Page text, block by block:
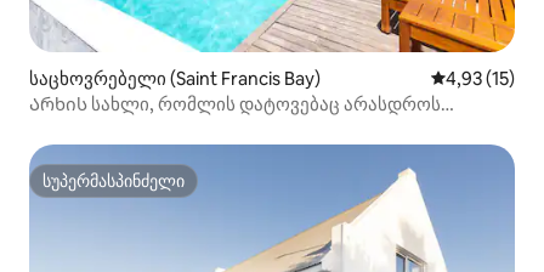
საცხოვრებელი (Saint Francis Bay) საშუალო
4,93 (15)
Არხის სახლი, რომლის დატოვებაც არასდროს
სუპერმასპინძელი
სუპერმასპინძელი